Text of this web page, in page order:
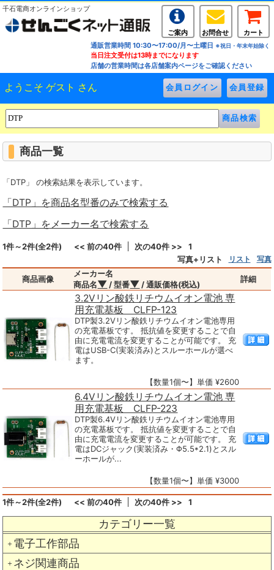
千石電商オンラインショップ
ご案内 お問合せ
カート
通販営業時間 10:30〜17:00/月〜土曜日 ※祝日・年末年始除く
当日注文受付は13時までになります
店舗の営業時間は各店舗案内ページをご確認ください
ようこそ ゲスト さん
カテゴリー一覧
＋ 電子工作部品
＋ ネジ関連商品
商品一覧
「DTP」 の検索結果を表示しています。
「DTP」を商品名型番のみで検索する
「DTP」をメーカー名で検索する
1件～2件(全2件) << 前の40件 次の40件 >>
1
写真+リスト
リスト 写真
商品画像
メーカー名
商品名▼ / 型番▼ / 通販価格(税込)
詳細
3.2Vリン酸鉄リチウムイオン電池 専
用充電基板 CLFP-123
DTP製3.2Vリン酸鉄リチウムイオン電池専用
の充電基板です。 抵抗値を変更することで自
由に充電電流を変更することが可能です。 充
電はUSB-C(実装済み)とスルーホールが選べ
ます。
【数量1個〜】単価 ¥2600
6.4Vリン酸鉄リチウムイオン電池 専
用充電基板 CLFP-223
DTP製6.4Vリン酸鉄リチウムイオン電池専用
の充電基板です。 抵抗値を変更することで自
由に充電電流を変更することが可能です。 充
電はDCジャック(実装済み・Φ5.5*2.1)とスル
ーホールが...
【数量1個〜】単価 ¥3000
1件～2件(全2件) << 前の40件 次の40件 >> 1